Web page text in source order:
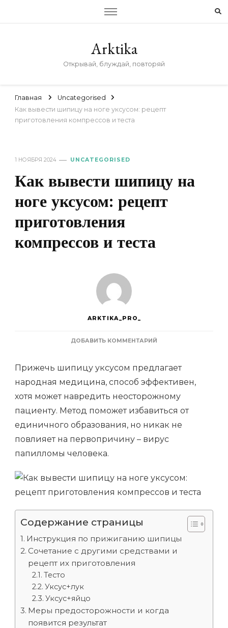
Arktika
Открывай, блуждай, повторяй
Главная
Uncategorised
Как вывести шипицу на ноге уксусом: рецепт
приготовления компрессов и теста
1 НОЯБРЯ 2024 UNCATEGORISED
Как вывести шипицу на
ноге уксусом: рецепт
приготовления
компрессов и теста
ARKTIKA_PRO_
ДОБАВИТЬ КОММЕНТАРИЙ
ВЫВЕСТИ
НА
НОГЕ
РЕЦЕПТ
ПРИГОТОВЛЕНИЯ
И
Прижечь шипицу уксусом предлагает
народная медицина, способ эффективен,
хотя может навредить неосторожному
пациенту. Метод поможет избавиться от
единичного образования, но никак не
повлияет на первопричину – вирус
папилломы человека.
Содержание страницы
Инструкция по прижиганию шипицы
Сочетание с другими средствами и
рецепт их приготовления
Тесто
Уксус+лук
Уксус+яйцо
Меры предосторожности и когда
появится результат